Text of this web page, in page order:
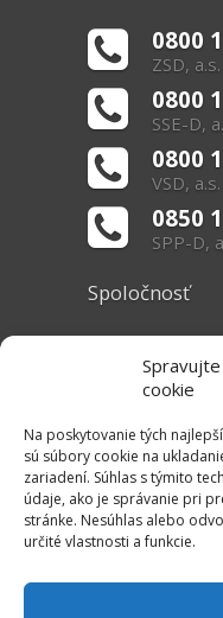
cookie
Na poskytovanie tých
sú súbory cookie na
zariadení. Súhlas s týmito
údaje, ako je správanie pri
stránke. Nesúhlas alebo
určité vlastnosti a funkcie.
0800
ZSD, a.s.
0800
SSE-D,
0800
VSD, a.s.
0850
SPP-D,
Spoločnosť
O nás
Základné
Užitočné linky
Právne